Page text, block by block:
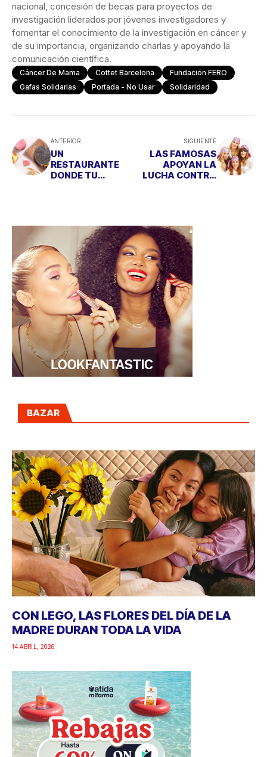
nacional, concesión de becas para proyectos de
investigación liderados por jóvenes investigadores y
fomentar el conocimiento de la investigación en cáncer y
de su importancia, organizando charlas y apoyando la
comunicación científica.
Cáncer De Mama Cottet Barcelona
Fundación FERO
Gafas Solidarias
Portada - No Usar Solidaridad
ANTERIOR
UN
RESTAURANTE
DONDE TU
SIGUIENTE
LAS FAMOSAS
APOYAN LA
LUCHA CONTRA
ANA LOCKING
PARA AUSONIA
BAZAR
CON LEGO, LAS FLORES DEL DÍA DE LA
MADRE DURAN TODA LA VIDA
14 ABRIL, 2026